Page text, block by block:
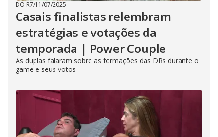
DO R7/11/07/2025
Casais finalistas relembram
estratégias e votações da
temporada | Power Couple
As duplas falaram sobre as formações das DRs durante o
game e seus votos